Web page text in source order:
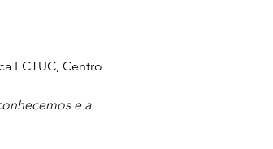
FCTUC, Centro
e a